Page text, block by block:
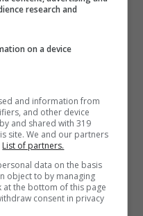
e ha adattato
ruolo di terzino
francese a
ha giocato
la maglia della
ultimi a rientrare
research and
on a device
and information from
and other device
and shared with 319
site. We and our partners
List of partners.
data on the basis
object to by managing
the bottom of this page
consent in privacy